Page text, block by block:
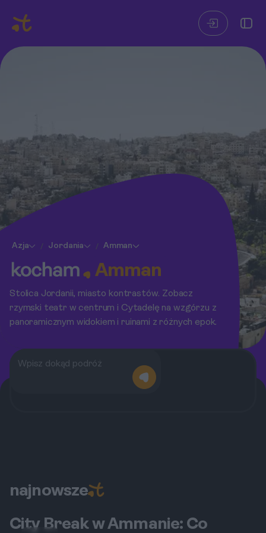
Azja / Jordania / Amman
Amman
Stolica Jordanii, miasto kontrastów. Zobacz
rzymski teatr w centrum i Cytadelę na wzgórzu z
panoramicznym widokiem i ruinami z różnych epok.
najnowsze
City Break w Ammanie: Co